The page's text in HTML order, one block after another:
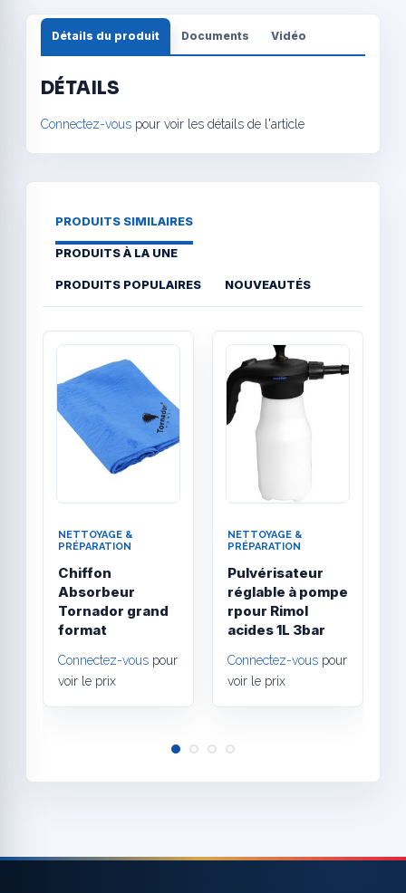
Détails du produit Documents Vidéo
DÉTAILS
Connectez-vous pour voir les détails de l'article
PRODUITS SIMILAIRES
PRODUITS À LA UNE
PRODUITS POPULAIRES NOUVEAUTÉS
Quick View
NETTOYAGE &
PRÉPARATION
Chiffon
Absorbeur
Tornador grand
format
Connectez-vous pour
voir le prix
NETTOYAGE &
PRÉPARATION
Pulvérisateur
réglable à pompe
rpour Rimol
acides 1L 3bar
Connectez-vous pour
voir le prix